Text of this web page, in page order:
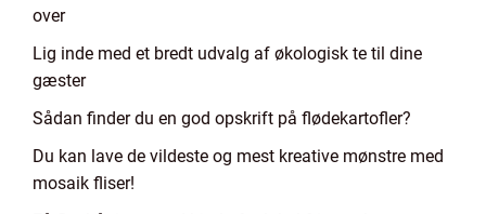
over
Lig inde med et bredt udvalg af økologisk te til dine
gæster
Sådan finder du en god opskrift på flødekartofler?
Du kan lave de vildeste og mest kreative mønstre med
mosaik fliser!